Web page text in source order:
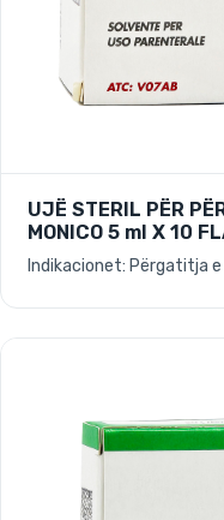
UJË STERIL PËR
MONICO 5 ml X 10
Indikacionet: Përgatitja